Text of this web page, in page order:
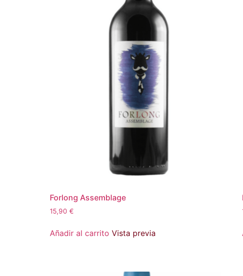
Forlong Assemblage
15,90 €
Añadir al carrito Vista previa